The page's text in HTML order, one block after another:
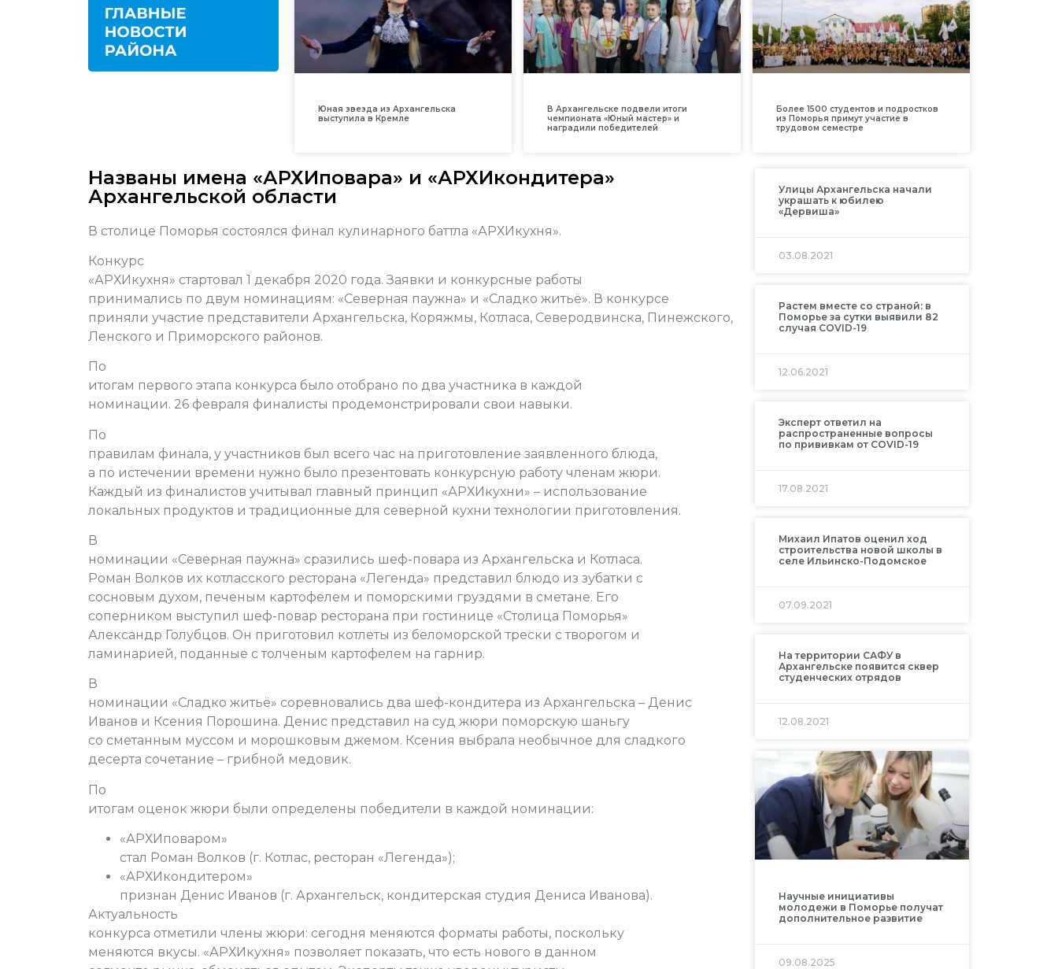
Юная звезда из Архангельска
выступила в Кремле
В Архангельске подвели итоги
чемпионата «Юный мастер» и
наградили победителей
Более 1500 студентов и подростков
из Поморья примут участие в
трудовом семестре
Названы имена «АРХИповара» и «АРХИкондитера»
Архангельской области
В столице Поморья состоялся финал кулинарного баттла «АРХИкухня».
Конкурс
«АРХИкухня» стартовал 1 декабря 2020 года. Заявки и конкурсные работы
принимались по двум номинациям: «Северная паужна» и «Сладко житьё». В конкурсе
приняли участие представители Архангельска, Коряжмы, Котласа, Северодвинска, Пинежского,
Ленского и Приморского районов.
По
итогам первого этапа конкурса было отобрано по два участника в каждой
номинации. 26 февраля финалисты продемонстрировали свои навыки.
По
правилам финала, у участников был всего час на приготовление заявленного блюда,
а по истечении времени нужно было презентовать конкурсную работу членам жюри.
Каждый из финалистов учитывал главный принцип «АРХИкухни» – использование
локальных продуктов и традиционные для северной кухни технологии приготовления.
В
номинации «Северная паужна» сразились шеф-повара из Архангельска и Котласа.
Роман Волков их котласского ресторана «Легенда» представил блюдо из зубатки с
сосновым духом, печеным картофелем и поморскими груздями в сметане. Его
соперником выступил шеф-повар ресторана при гостинице «Столица Поморья»
Александр Голубцов. Он приготовил котлеты из беломорской трески с творогом и
ламинарией, поданные с толченым картофелем на гарнир.
В
номинации «Сладко житьё» соревновались два шеф-кондитера из Архангельска – Денис
Иванов и Ксения Порошина. Денис представил на суд жюри поморскую шаньгу
со сметанным муссом и морошковым джемом. Ксения выбрала необычное для сладкого
десерта сочетание – грибной медовик.
По
итогам оценок жюри были определены победители в каждой номинации:
«АРХИповаром»
стал Роман Волков (г. Котлас, ресторан «Легенда»);
«АРХИкондитером»
признан Денис Иванов (г. Архангельск, кондитерская студия Дениса Иванова).
Актуальность
конкурса отметили члены жюри: сегодня меняются форматы работы, поскольку
меняются вкусы. «АРХИкухня» позволяет показать, что есть нового в данном
Улицы Архангельска начали
украшать к юбилею
«Дервиша»
03.08.2021
Растем вместе со страной: в
Поморье за сутки выявили 82
случая COVID-19
12.06.2021
Эксперт ответил на
распространенные вопросы
по прививкам от COVID-19
17.08.2021
Михаил Ипатов оценил ход
строительства новой школы в
селе Ильинско-Подомское
07.09.2021
На территории САФУ в
Архангельске появится сквер
студенческих отрядов
12.08.2021
Научные инициативы
молодежи в Поморье получат
дополнительное развитие
09.08.2025